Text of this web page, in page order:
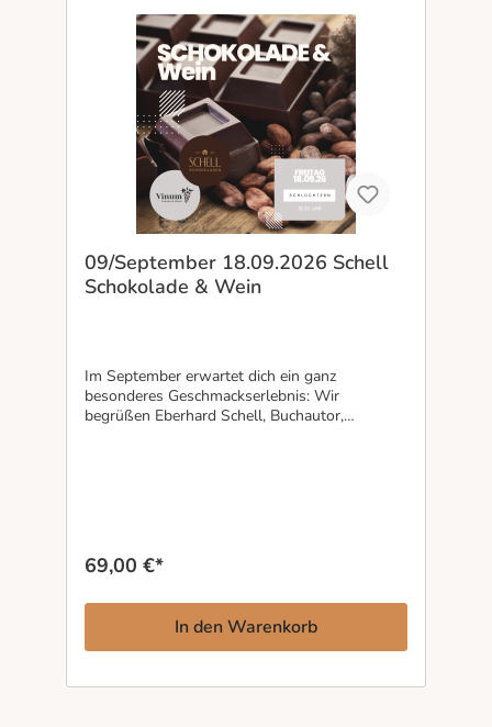
09/September 18.09.2026 Schell
Schokolade & Wein
Im September erwartet dich ein ganz
besonderes Geschmackserlebnis: Wir
begrüßen Eberhard Schell, Buchautor,
Einblicken in die Kunst der Kombination. Freu
dich auf einen Abend voller Genuss, Wissen
Chocolatiers Deutschlands. Datum: Freitag
18.09.2026 Uhrzeit: 18:30 bis ca. 21 Uhr Ort:
Spirituosen und auf die Getränke abgestimmte
69,00 €*
In den Warenkorb